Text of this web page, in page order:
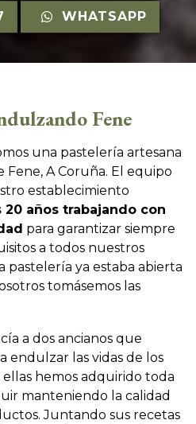
WHATSAPP
Fene
una pastelería artesana
A Coruña. El equipo
establecimiento
20 años trabajando con
para garantizar siempre
a todos nuestros
pastelería ya estaba abierta
tomásemos las
a dos ancianos que
endulzar las vidas de los
hemos adquirido toda
manteniendo la calidad
Juntando sus recetas